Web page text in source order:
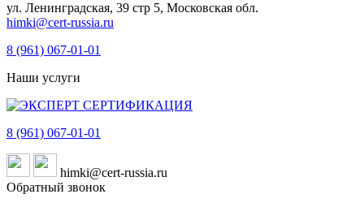
ул. Ленинградская, 39 стр 5, Московская обл.
himki@cert-russia.ru
8 (961) 067-01-01
Наши услуги
8 (961) 067-01-01
himki@cert-russia.ru
Обратный звонок